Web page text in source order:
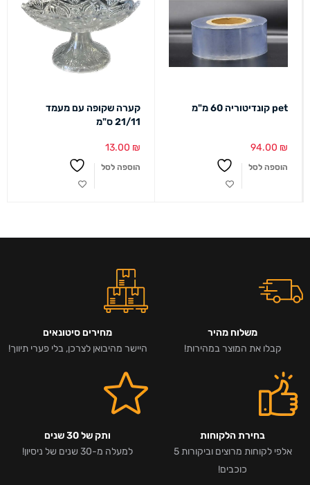
pet קונדיטוריה 60 מ"מ
94.00 ₪
הוספה לסל
קערה שקופה עם מעמד
21/11 ס"מ
13.00 ₪
הוספה לסל
משלוח מהיר
קבלו את המוצר במהירות!
מחירים סיטונאים
היישר מהיבואן לצרכן, בלי פערי תיווך!
בחירת הלקוחות
אלפי לקוחות מרוצים וביקורות 5
כוכבים!
ותק של 30 שנים
למעלה מ-30 שנים של ניסיון!